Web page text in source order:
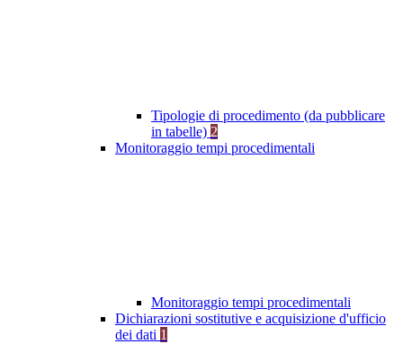
Tipologie di procedimento (da pubblicare
in tabelle) 2
Monitoraggio tempi procedimentali
Monitoraggio tempi procedimentali
Dichiarazioni sostitutive e acquisizione d'ufficio
dei dati 1